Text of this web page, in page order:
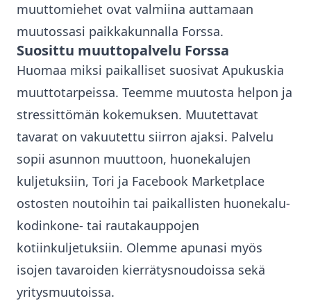
muuttomiehet ovat valmiina auttamaan
muutossasi paikkakunnalla Forssa.
Suosittu muuttopalvelu Forssa
Huomaa miksi paikalliset suosivat Apukuskia
muuttotarpeissa. Teemme muutosta helpon ja
stressittömän kokemuksen. Muutettavat
tavarat on vakuutettu siirron ajaksi. Palvelu
sopii asunnon muuttoon, huonekalujen
kuljetuksiin, Tori ja Facebook Marketplace
ostosten noutoihin tai paikallisten huonekalu-
kodinkone- tai rautakauppojen
kotiinkuljetuksiin. Olemme apunasi myös
isojen tavaroiden kierrätysnoudoissa sekä
yritysmuutoissa.